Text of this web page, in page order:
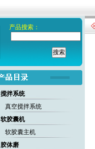
产品搜索：
搅拌系统
真空搅拌系统
软胶囊机
软胶囊主机
胶体磨